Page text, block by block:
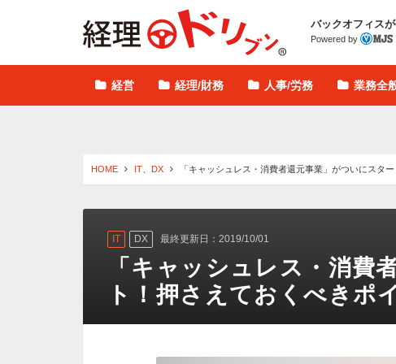
バックオフィス
Powered by
経営 経理/財務 人事/労務 業務全
HOME IT DX 「キャッシュレス・消費者還元事業」がついにスタ
IT DX 最終更新日：2019/10/01
「キャッシュレス・消費
ト！押さえておくべきポ